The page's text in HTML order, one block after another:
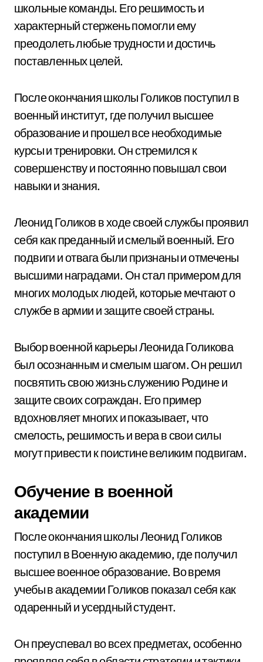
школьные команды. Его решимость и
характерный стержень помогли ему
преодолеть любые трудности и достичь
поставленных целей.
После окончания школы Голиков поступил в
военный институт, где получил высшее
образование и прошел все необходимые
курсы и тренировки. Он стремился к
совершенству и постоянно повышал свои
навыки и знания.
Леонид Голиков в ходе своей службы проявил
себя как преданный и смелый военный. Его
подвиги и отвага были признаны и отмечены
высшими наградами. Он стал примером для
многих молодых людей, которые мечтают о
службе в армии и защите своей страны.
Выбор военной карьеры Леонида Голикова
был осознанным и смелым шагом. Он решил
посвятить свою жизнь служению Родине и
защите своих сограждан. Его пример
вдохновляет многих и показывает, что
смелость, решимость и вера в свои силы
могут привести к поистине великим подвигам.
Обучение в военной
академии
После окончания школы Леонид Голиков
поступил в Военную академию, где получил
высшее военное образование. Во время
учебы в академии Голиков показал себя как
одаренный и усердный студент.
Он преуспевал во всех предметах, особенно